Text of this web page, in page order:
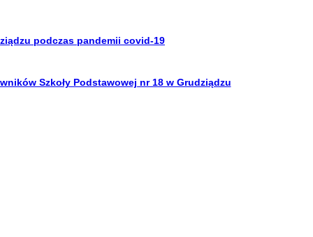
podczas pandemii covid-19
Szkoły Podstawowej nr 18 w Grudziądzu